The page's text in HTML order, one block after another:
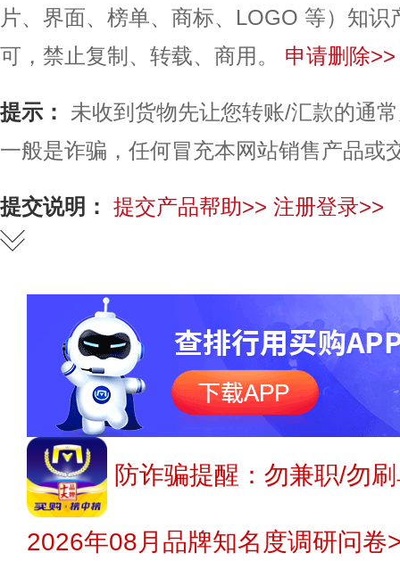
片、界面、榜单、商标、LOGO 等）知
可，禁止复制、转载、商用。
申请删除>>
提示：
未收到货物先让您转账/汇款的通
一般是诈骗，任何冒充本网站销售产品或
提交说明： 提交产品帮助>> 注册登录>>
防诈骗提醒：勿兼职/勿
2026年08月品牌知名度调研问卷